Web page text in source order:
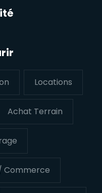
Locations
Achat Terrain
Commerce